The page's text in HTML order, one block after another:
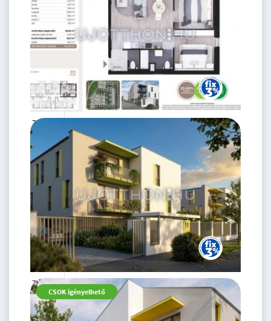
75.99 M
Ft
60 m
2. emelet
75.99 M
Ft
59 m2
3 szoba
1. emelet
CSOK igényelhető